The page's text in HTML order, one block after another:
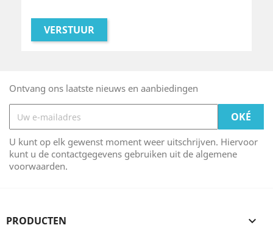
Ontvang ons laatste nieuws en aanbiedingen
U kunt op elk gewenst moment weer uitschrijven. Hiervoor
kunt u de contactgegevens gebruiken uit de algemene
voorwaarden.
PRODUCTEN 